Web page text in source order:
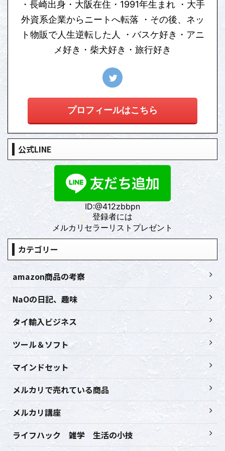
・長崎出身・大阪在住・1991年生まれ ・大手
外資系企業からニートへ転落 ・その後、ネッ
ト物販で人生逆転した人 ・バスケ好き・アニ
メ好き・柴犬好き・旅行好き
プロフィールはこちら
公式LINE
ID:@412zbbpn
登録者には
メルカリセラーリストプレゼント
カテゴリー
amazon商品の考察
NaOの日記、趣味
タイ輸入ビジネス
ツール＆ソフト
マインドセット
メルカリで売れている商品
メルカリ講座
ライフハック 雑学 生活の小技